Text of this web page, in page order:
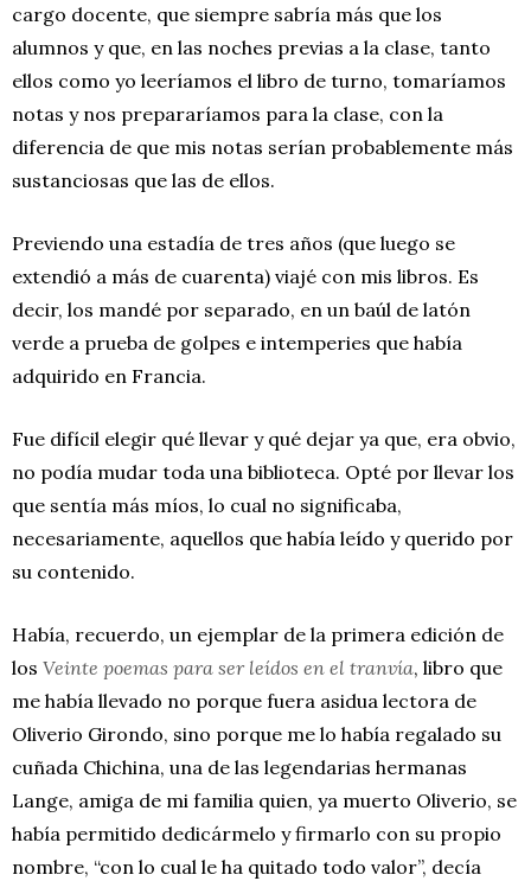
cargo docente, que siempre sabría más que los
alumnos y que, en las noches previas a la clase, tanto
ellos como yo leeríamos el libro de turno, tomaríamos
notas y nos prepararíamos para la clase, con la
diferencia de que mis notas serían probablemente más
sustanciosas que las de ellos.
Previendo una estadía de tres años (que luego se
extendió a más de cuarenta) viajé con mis libros. Es
decir, los mandé por separado, en un baúl de latón
verde a prueba de golpes e intemperies que había
adquirido en Francia.
Fue difícil elegir qué llevar y qué dejar ya que, era obvio,
no podía mudar toda una biblioteca. Opté por llevar los
que sentía más míos, lo cual no significaba,
necesariamente, aquellos que había leído y querido por
su contenido.
Había, recuerdo, un ejemplar de la primera edición de
los Veinte poemas para ser leídos en el tranvía, libro que
me había llevado no porque fuera asidua lectora de
Oliverio Girondo, sino porque me lo había regalado su
cuñada Chichina, una de las legendarias hermanas
Lange, amiga de mi familia quien, ya muerto Oliverio, se
había permitido dedicármelo y firmarlo con su propio
nombre, “con lo cual le ha quitado todo valor”, decía